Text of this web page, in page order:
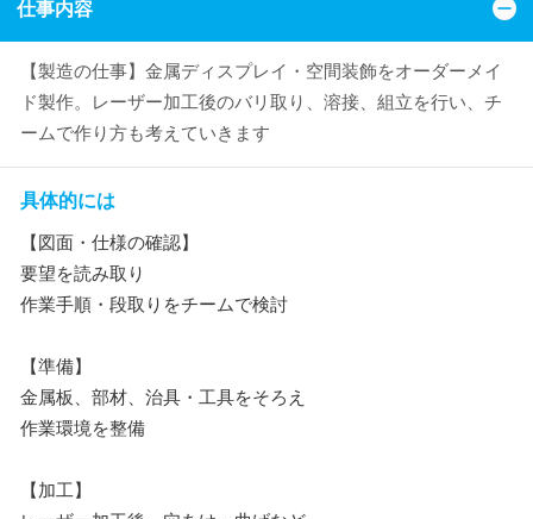
仕事内容
【製造の仕事】金属ディスプレイ・空間装飾をオーダーメイ
ド製作。レーザー加工後のバリ取り、溶接、組立を行い、チ
ームで作り方も考えていきます
具体的には
【図面・仕様の確認】
要望を読み取り
作業手順・段取りをチームで検討
【準備】
金属板、部材、治具・工具をそろえ
作業環境を整備
【加工】